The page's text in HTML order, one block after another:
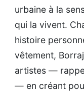
urbaine à la
qui la vivent.
histoire
vêtement,
artistes —
— en créant